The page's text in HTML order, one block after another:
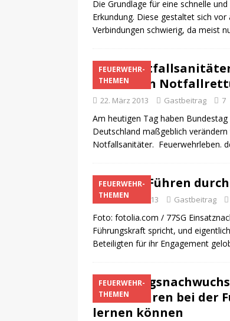
Die Grundlage für eine schnelle
Erkundung. Diese gestaltet sich
Verbindungen schwierig, da meist
FEUERWEHR-
THEMEN
Der
deutschen
22. März 2013 Gastbeitrag 7
Am heutigen Tag haben
Deutschland maßgeblich
Notfallsanitäter. Feuerwehrleben.
FEUERWEHR-
THEMEN
Besser Führen
17. Februar 2013 Gastbeitrag
Foto: fotolia.com / 77SG
Führungskraft spricht, und
Beteiligten für ihr Engagement
FEUERWEHR-
THEMEN
Feuerwehren bei der
lernen können